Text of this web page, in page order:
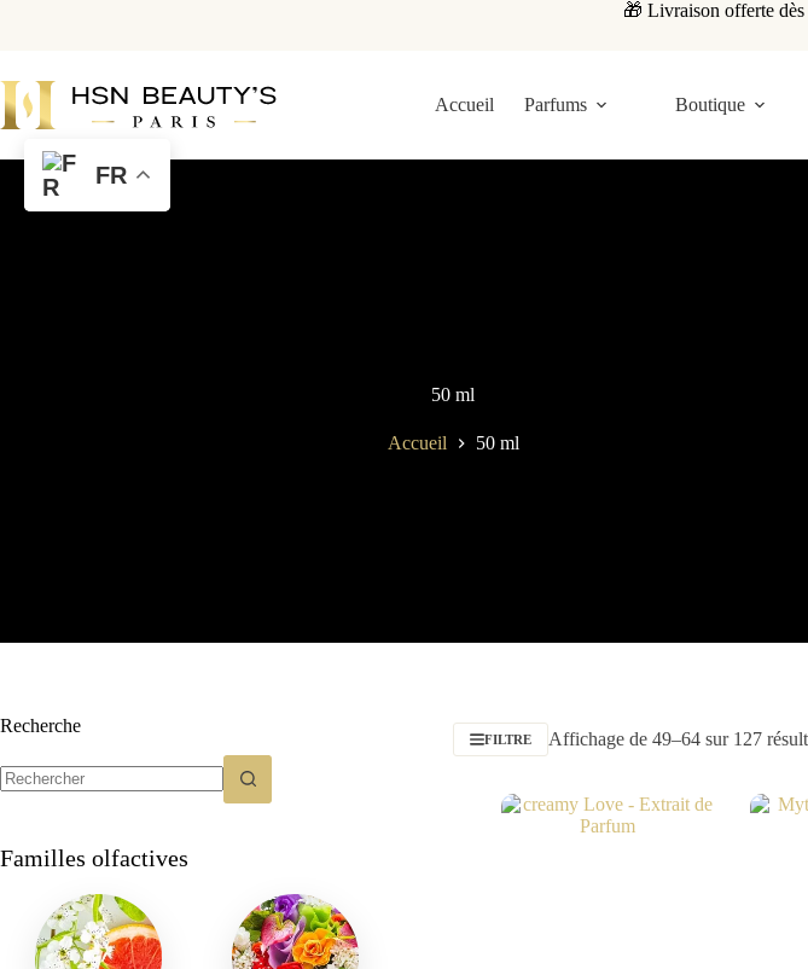
🎁 Livraison offerte dès
Accueil Parfums Boutique
50 ml
Accueil 50 ml
FILTRE Affichage de 49–64 sur 127
Recherche
Familles olfactives
FR